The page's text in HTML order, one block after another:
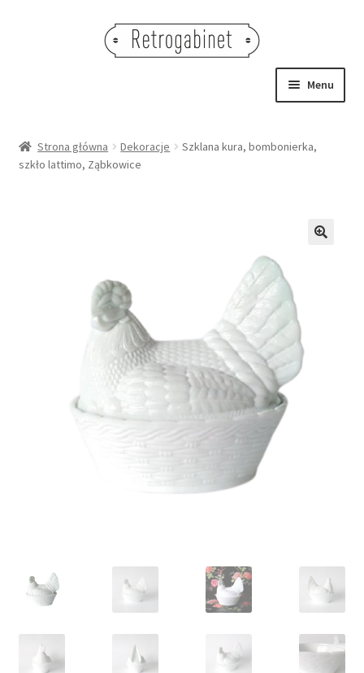
Menu
OBRAZY
OŚWIETLENIE
Strona główna Dekoracje
Szklana kura, bombonierka,
szkło lattimo, Ząbkowice